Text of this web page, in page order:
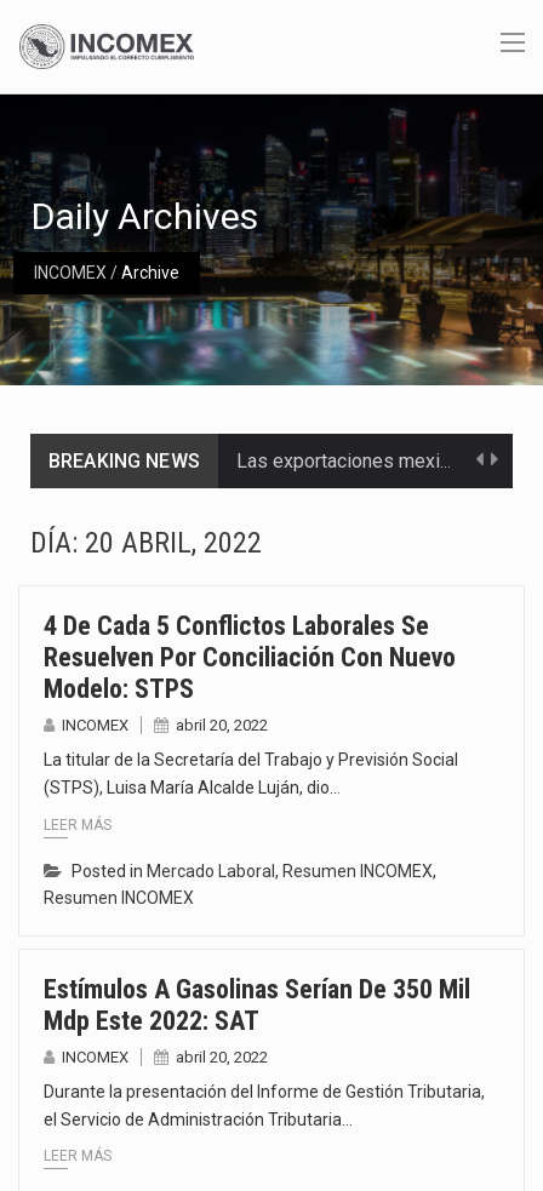
INCOMEX/Archive
Daily Archives
BREAKING NEWS Las exportaciones mexicanas de vehículos ligeros disminuyeron 9.67 % en julio a tasa anual, alcanzando…
DÍA: 20 ABRIL, 2022
4 De Cada 5 Conflictos Laborales Se
Resuelven Por Conciliación Con Nuevo
Modelo: STPS
INCOMEX abril 20, 2022
La titular de la Secretaría del Trabajo y Previsión Social
(STPS), Luisa María Alcalde Luján, dio…
LEER MÁS
Posted in Mercado Laboral, Resumen INCOMEX,
Resumen INCOMEX
Estímulos A Gasolinas Serían De 350 Mil
Mdp Este 2022: SAT
INCOMEX abril 20, 2022
Durante la presentación del Informe de Gestión Tributaria,
el Servicio de Administración Tributaria…
LEER MÁS